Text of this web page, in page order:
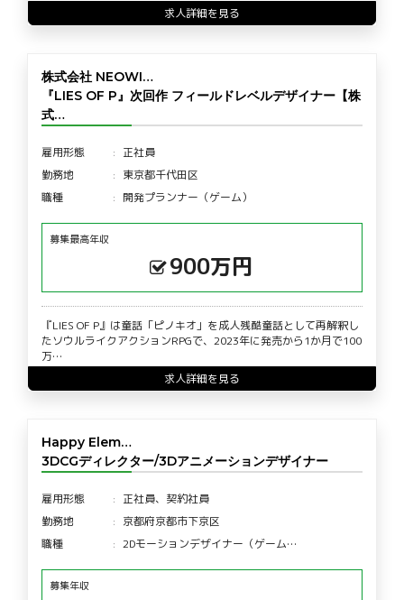
求人詳細を見る
株式会社 NEOWI…
『LIES OF P』次回作 フィールドレベルデザイナー【株
式…
雇用形態
正社員
勤務地
東京都千代田区
職種
開発プランナー（ゲーム）
募集最高年収
900万円
『LIES OF P』は童話「ピノキオ」を成人残酷童話として再解釈し
たソウルライクアクションRPGで、2023年に発売から1か月で100
万…
求人詳細を見る
Happy Elem…
3DCGディレクター/3Dアニメーションデザイナー
雇用形態
正社員、契約社員
勤務地
京都府京都市下京区
職種
2Dモーションデザイナー（ゲーム…
募集年収